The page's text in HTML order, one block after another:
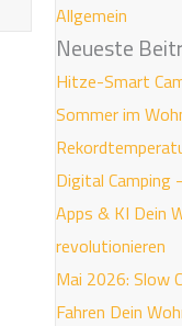
Allgemein
Neueste
Hitze-Smart
Sommer im
Digital Camping
Apps & KI Dein
revolutionieren
Mai 2026: Slow
Fahren Dein